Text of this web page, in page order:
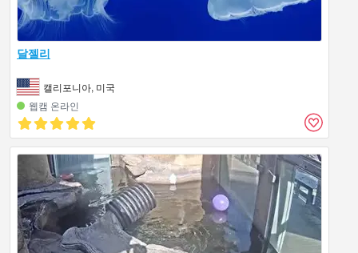
달젤리
캘리포니아, 미국
웹캠 온라인